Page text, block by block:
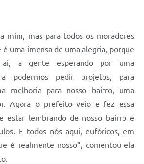
mim, mas para todos os moradores
é uma imensa de uma alegria, porque
a gente esperando por uma
podermos pedir projetos, para
melhoria para nosso bairro, uma
Agora o prefeito veio e fez essa
estar lembrando de nosso bairro e
E todos nós aqui, eufóricos, em
é realmente nosso”, comentou ela